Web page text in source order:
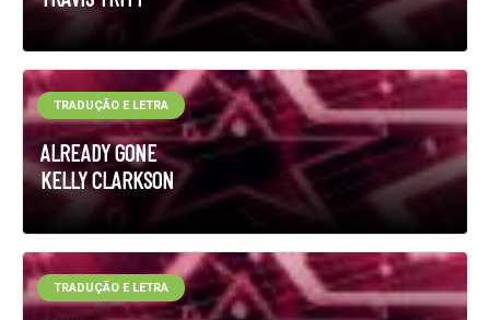
ALREADY GONE
KELLY CLARKSON
TRADUÇÃO E LETRA
TRADUÇÃO E LETRA